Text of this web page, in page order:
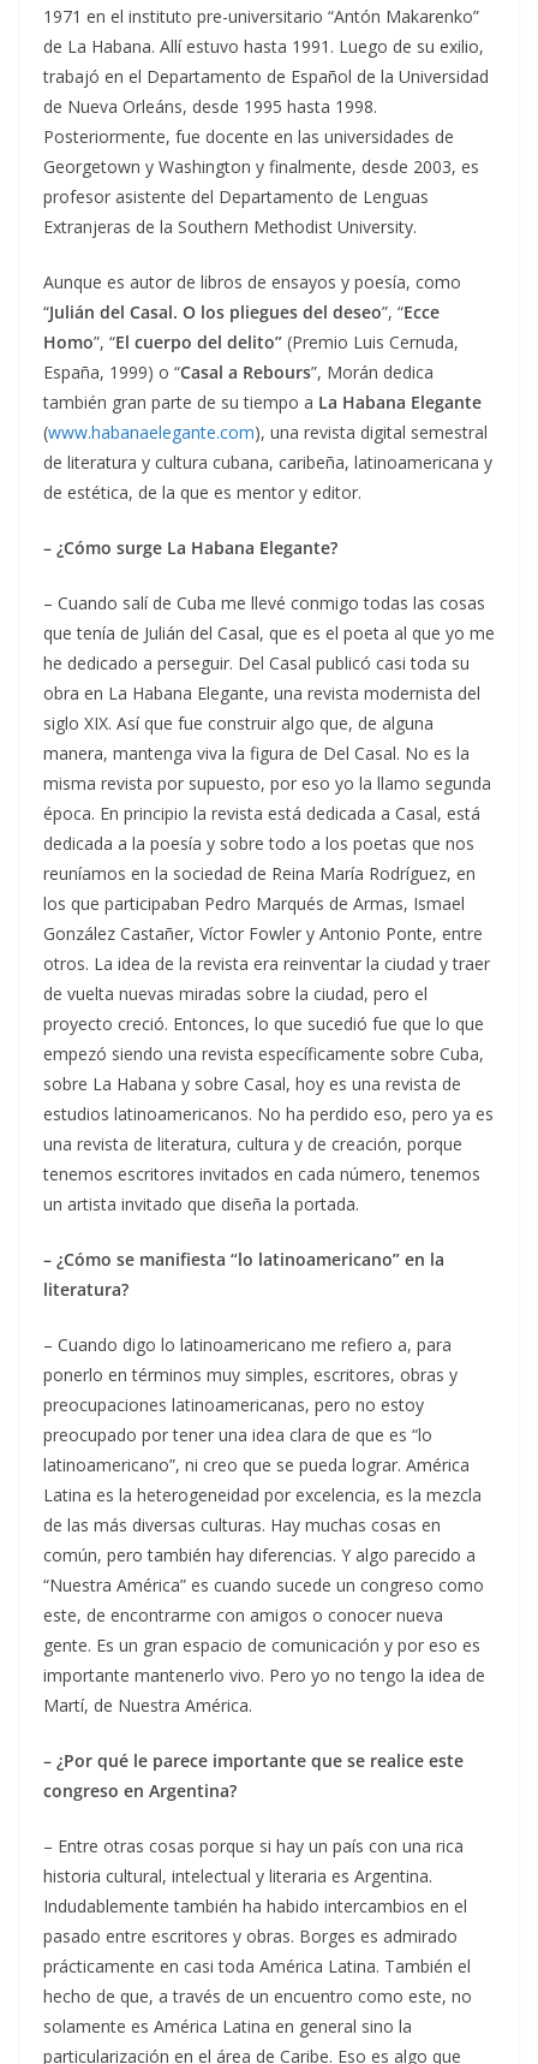
1971 en el instituto pre-universitario “Antón Makarenko”
de La Habana. Allí estuvo hasta 1991. Luego de su exilio,
trabajó en el Departamento de Español de la Universidad
de Nueva Orleáns, desde 1995 hasta 1998.
Posteriormente, fue docente en las universidades de
Georgetown y Washington y finalmente, desde 2003, es
profesor asistente del Departamento de Lenguas
Extranjeras de la Southern Methodist University.
Aunque es autor de libros de ensayos y poesía, como
“Julián del Casal. O los pliegues del deseo”, “Ecce
Homo”, “El cuerpo del delito” (Premio Luis Cernuda,
España, 1999) o “Casal a Rebours”, Morán dedica
también gran parte de su tiempo a La Habana Elegante
(www.habanaelegante.com), una revista digital semestral
de literatura y cultura cubana, caribeña, latinoamericana y
de estética, de la que es mentor y editor.
– ¿Cómo surge La Habana Elegante?
– Cuando salí de Cuba me llevé conmigo todas las cosas
que tenía de Julián del Casal, que es el poeta al que yo me
he dedicado a perseguir. Del Casal publicó casi toda su
obra en La Habana Elegante, una revista modernista del
siglo XIX. Así que fue construir algo que, de alguna
manera, mantenga viva la figura de Del Casal. No es la
misma revista por supuesto, por eso yo la llamo segunda
época. En principio la revista está dedicada a Casal, está
dedicada a la poesía y sobre todo a los poetas que nos
reuníamos en la sociedad de Reina María Rodríguez, en
los que participaban Pedro Marqués de Armas, Ismael
González Castañer, Víctor Fowler y Antonio Ponte, entre
otros. La idea de la revista era reinventar la ciudad y traer
de vuelta nuevas miradas sobre la ciudad, pero el
proyecto creció. Entonces, lo que sucedió fue que lo que
empezó siendo una revista específicamente sobre Cuba,
sobre La Habana y sobre Casal, hoy es una revista de
estudios latinoamericanos. No ha perdido eso, pero ya es
una revista de literatura, cultura y de creación, porque
tenemos escritores invitados en cada número, tenemos
un artista invitado que diseña la portada.
– ¿Cómo se manifiesta “lo latinoamericano” en la
literatura?
– Cuando digo lo latinoamericano me refiero a, para
ponerlo en términos muy simples, escritores, obras y
preocupaciones latinoamericanas, pero no estoy
preocupado por tener una idea clara de que es “lo
latinoamericano”, ni creo que se pueda lograr. América
Latina es la heterogeneidad por excelencia, es la mezcla
de las más diversas culturas. Hay muchas cosas en
común, pero también hay diferencias. Y algo parecido a
“Nuestra América” es cuando sucede un congreso como
este, de encontrarme con amigos o conocer nueva
gente. Es un gran espacio de comunicación y por eso es
importante mantenerlo vivo. Pero yo no tengo la idea de
Martí, de Nuestra América.
– ¿Por qué le parece importante que se realice este
congreso en Argentina?
– Entre otras cosas porque si hay un país con una rica
historia cultural, intelectual y literaria es Argentina.
Indudablemente también ha habido intercambios en el
pasado entre escritores y obras. Borges es admirado
prácticamente en casi toda América Latina. También el
hecho de que, a través de un encuentro como este, no
solamente es América Latina en general sino la
particularización en el área de Caribe. Eso es algo que